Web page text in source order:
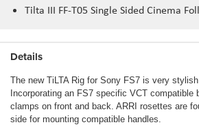
Tilta III FF-T05 Single Sided Cinema
Details
The new TiLTA Rig for Sony FS7 is very stylish
Incorporating an FS7 specific VCT compatible
clamps on front and back. ARRI rosettes are
side for mounting compatible handles.